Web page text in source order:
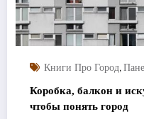
Книги Про Город,
Коробка, балкон и
чтобы понять город